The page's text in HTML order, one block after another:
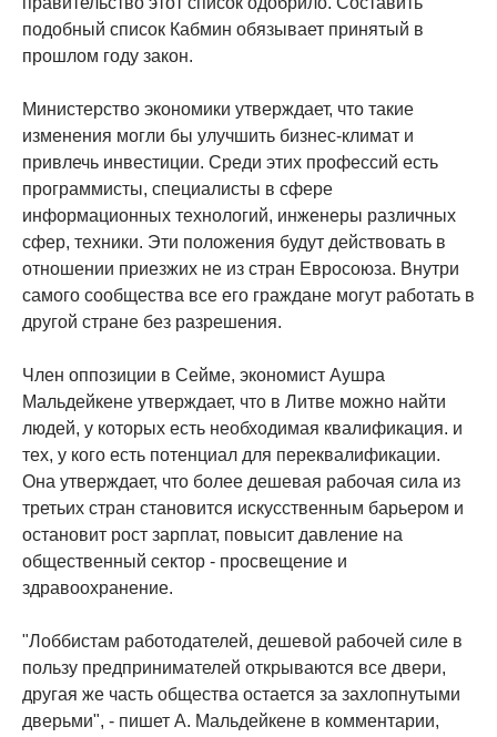
подобный список Кабмин обязывает принятый в
прошлом году закон.
Министерство экономики утверждает, что такие
изменения могли бы улучшить бизнес-климат и
привлечь инвестиции. Среди этих профессий есть
программисты, специалисты в сфере
информационных технологий, инженеры различных
сфер, техники. Эти положения будут действовать в
отношении приезжих не из стран Евросоюза. Внутри
самого сообщества все его граждане могут работать в
другой стране без разрешения.
Член оппозиции в Сейме, экономист Аушра
Мальдейкене утверждает, что в Литве можно найти
людей, у которых есть необходимая квалификация. и
тех, у кого есть потенциал для переквалификации.
Она утверждает, что более дешевая рабочая сила из
третьих стран становится искусственным барьером и
остановит рост зарплат, повысит давление на
общественный сектор - просвещение и
здравоохранение.
"Лоббистам работодателей, дешевой рабочей силе в
пользу предпринимателей открываются все двери,
другая же часть общества остается за захлопнутыми
дверьми", - пишет А. Мальдейкене в комментарии,